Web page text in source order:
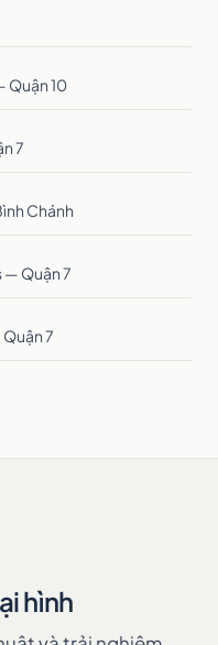
Quận 10
7
Chánh
— Quận 7
7
hình